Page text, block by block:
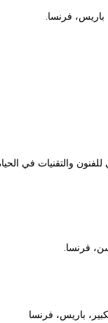
باريس، فرنسا.
والتقنيات في
فرنسا.
باريس، فرنسا